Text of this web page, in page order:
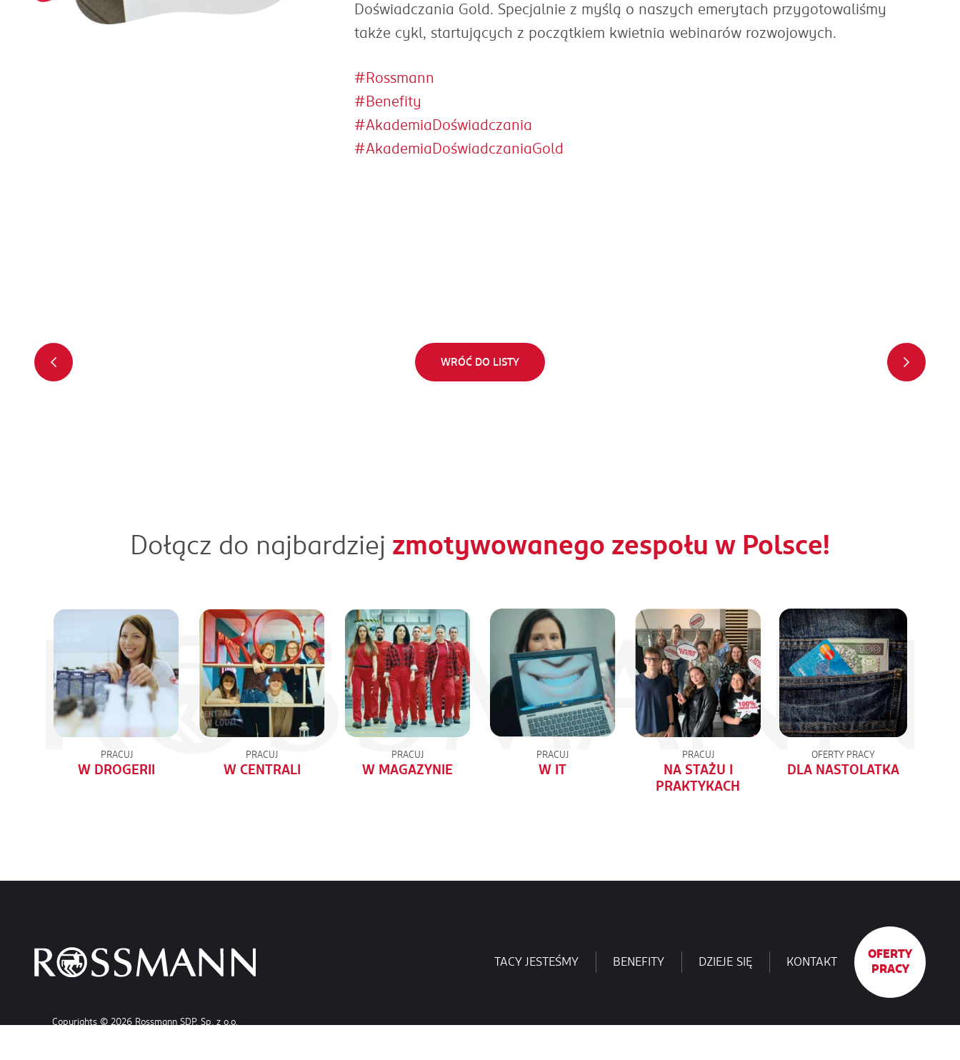
Doświadczania Gold. Specjalnie z myślą o naszych emerytach przygotowaliśmy
także cykl, startujących z początkiem kwietnia webinarów rozwojowych.
#Rossmann
#Benefity
#AkademiaDoświadczania
#AkademiaDoświadczaniaGold
WRÓĆ DO LISTY
Dołącz do najbardziej zmotywowanego zespołu w Polsce!
PRACUJ
W DROGERII
PRACUJ
W CENTRALI
PRACUJ
W MAGAZYNIE
PRACUJ
W IT
PRACUJ
NA STAŻU I
PRAKTYKACH
OFERTY PRACY
DLA NASTOLATKA
TACY JESTEŚMY BENEFITY DZIEJE SIĘ KONTAKT
OFERTY
PRACY
Copyrights © 2026 Rossmann SDP. Sp. z o.o.